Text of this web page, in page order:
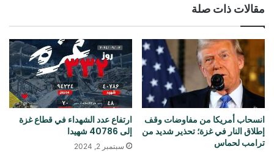
مقالات ذات صلة
انسحاب أمريكا من مفاوضات وقف
إطلاق النار في غزة؛ تحذير شديد من
ترامب لحماس
ارتفاع عدد الشهداء في قطاع غزة
إلى 40786 شهيدا
سبتمبر 2, 2024